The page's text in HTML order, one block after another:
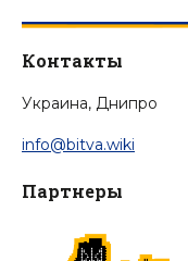
Контакты
Украина, Днипро
info@bitva.wiki
Партнеры